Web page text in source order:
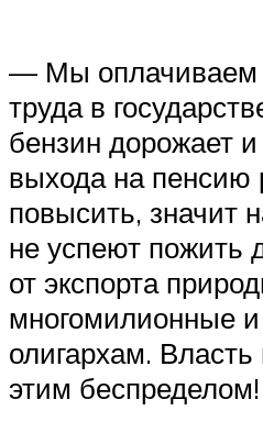
— Мы оплачиваем
труда в
бензин дорожает
выхода на пенсию
повысить, значит
не успеют пожить
от экспорта
многомилионные
олигархам. Власть
этим беспределом!